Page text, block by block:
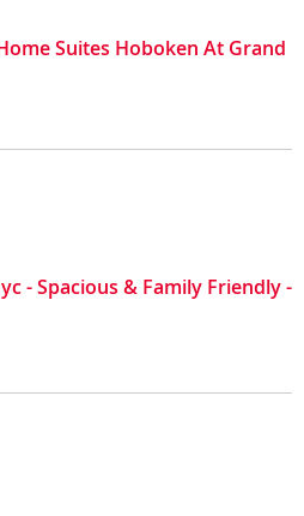
Suites Hoboken At Grand
- Spacious & Family Friendly -